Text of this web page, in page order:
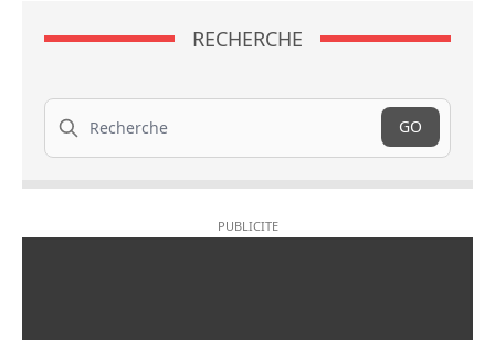
RECHERCHE
Recherche
GO